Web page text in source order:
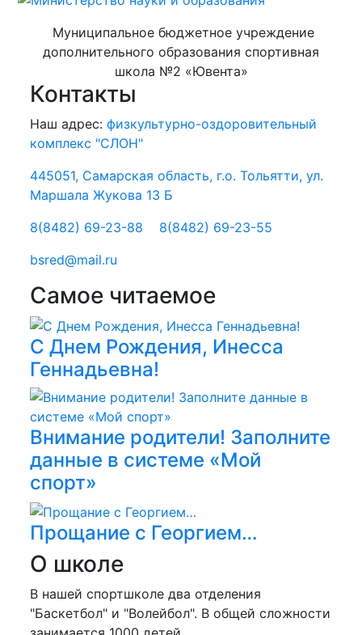
Муниципальное бюджетное учреждение
дополнительного образования спортивная
школа №2 «Ювента»
Контакты
Наш адрес:физкультурно-оздоровительный
комплекс "СЛОН"
445051, Самарская область, г.о. Тольятти, ул.
Маршала Жукова 13 Б
8(8482) 69-23-88
8(8482) 69-23-55
bsred@mail.ru
Самое читаемое
С Днем Рождения, Инесса
Геннадьевна!
Внимание родители! Заполните
данные в системе «Мой
спорт»
Прощание с Георгием…
О школе
В нашей спортшколе два отделения
"Баскетбол" и "Волейбол". В общей сложности